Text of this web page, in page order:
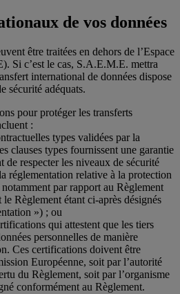
de vos données
être traitées en dehors de l’Espace
Si c’est le cas, S.A.E.M.E. mettra
international de données dispose
sécurité adéquats.
pour protéger les transferts
:
types validées par la
clauses types fournissent une garantie
de respecter les niveaux de sécurité
réglementation relative à la protection
par rapport au Règlement
Règlement étant ci-après désignés
») ; ou
qui attestent que les tiers
personnelles de manière
Ces certifications doivent être
Européenne, soit par l’autorité
du Règlement, soit par l’organisme
conformément au Règlement.